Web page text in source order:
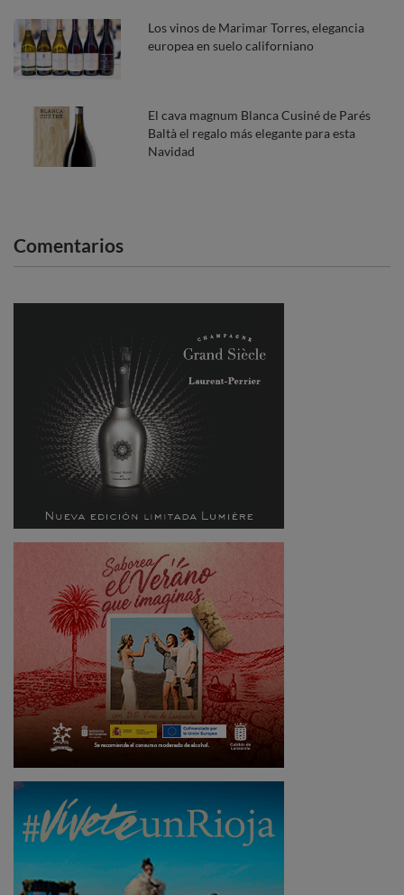
Los vinos de Marimar Torres, elegancia
europea en suelo californiano
El cava magnum Blanca Cusiné de Parés
Baltà el regalo más elegante para esta
Navidad
Comentarios